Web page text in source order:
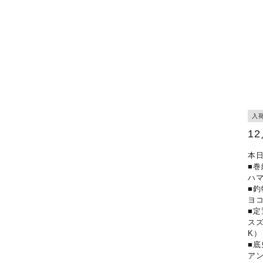
入
12
本
■巻
ハ
■釣
ヨ
■定
ス
K
■底
ア